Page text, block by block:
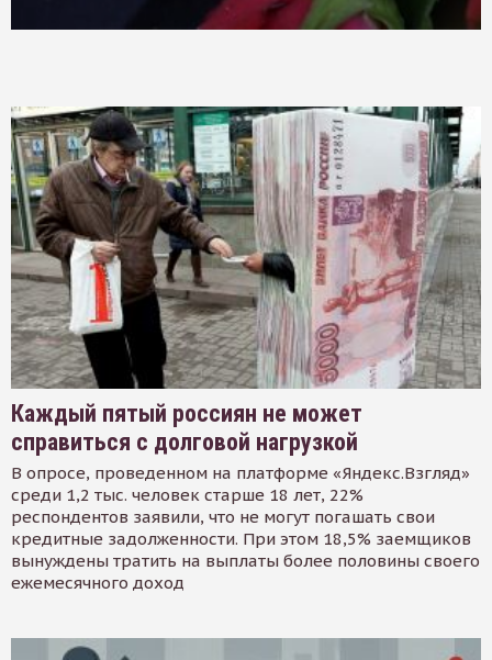
Каждый пятый россиян не может
справиться с долговой нагрузкой
В опросе, проведенном на платформе «Яндекс.Взгляд»
среди 1,2 тыс. человек старше 18 лет, 22%
респондентов заявили, что не могут погашать свои
кредитные задолженности. При этом 18,5% заемщиков
вынуждены тратить на выплаты более половины своего
ежемесячного доход